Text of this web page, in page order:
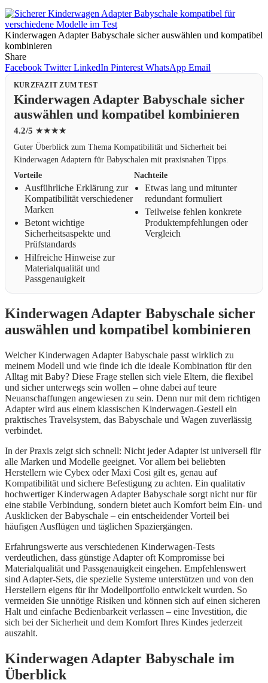
Kinderwagen Adapter Babyschale sicher auswählen und kompatibel
kombinieren
Share
Facebook Twitter LinkedIn Pinterest WhatsApp Email
KURZFAZIT ZUM TEST
Kinderwagen Adapter Babyschale sicher
auswählen und kompatibel kombinieren
4.2/5 ★★★★
Guter Überblick zum Thema Kompatibilität und Sicherheit bei
Kinderwagen Adaptern für Babyschalen mit praxisnahen Tipps.
Vorteile
Ausführliche Erklärung zur
Kompatibilität verschiedener
Marken
Betont wichtige
Sicherheitsaspekte und
Prüfstandards
Hilfreiche Hinweise zur
Materialqualität und
Passgenauigkeit
Nachteile
Etwas lang und mitunter
redundant formuliert
Teilweise fehlen konkrete
Produktempfehlungen oder
Vergleich
Kinderwagen Adapter Babyschale sicher
auswählen und kompatibel kombinieren
Welcher Kinderwagen Adapter Babyschale passt wirklich zu
meinem Modell und wie finde ich die ideale Kombination für den
Alltag mit Baby? Diese Frage stellen sich viele Eltern, die flexibel
und sicher unterwegs sein wollen – ohne dabei auf teure
Neuanschaffungen angewiesen zu sein. Denn nur mit dem richtigen
Adapter wird aus einem klassischen Kinderwagen-Gestell ein
praktisches Travelsystem, das Babyschale und Wagen zuverlässig
verbindet.
In der Praxis zeigt sich schnell: Nicht jeder Adapter ist universell für
alle Marken und Modelle geeignet. Vor allem bei beliebten
Herstellern wie Cybex oder Maxi Cosi gilt es, genau auf
Kompatibilität und sichere Befestigung zu achten. Ein qualitativ
hochwertiger Kinderwagen Adapter Babyschale sorgt nicht nur für
eine stabile Verbindung, sondern bietet auch Komfort beim Ein- und
Ausklicken der Babyschale – ein entscheidender Vorteil bei
häufigen Ausflügen und täglichen Spaziergängen.
Erfahrungswerte aus verschiedenen Kinderwagen-Tests
verdeutlichen, dass günstige Adapter oft Kompromisse bei
Materialqualität und Passgenauigkeit eingehen. Empfehlenswert
sind Adapter-Sets, die spezielle Systeme unterstützen und von den
Herstellern eigens für ihr Modellportfolio entwickelt wurden. So
vermeiden Sie unnötige Risiken und können sich auf einen sicheren
Halt und einfache Bedienbarkeit verlassen – eine Investition, die
sich bei der Sicherheit und dem Komfort Ihres Kindes jederzeit
auszahlt.
Kinderwagen Adapter Babyschale im
Überblick